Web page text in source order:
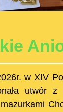
w XIV
utwór